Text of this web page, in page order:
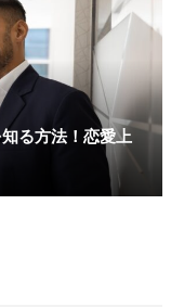
る方法！恋愛上